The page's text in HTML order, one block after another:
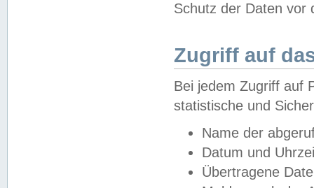
Schutz der Daten vor
Zugriff auf
Bei jedem Zugriff auf
statistische und
Name der
Datum und
Übertragene